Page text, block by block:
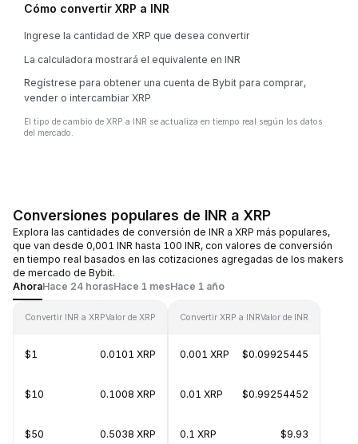
Cómo convertir XRP a INR
Ingrese la cantidad de XRP que desea convertir
La calculadora mostrará el equivalente en INR
Regístrese para obtener una cuenta de Bybit para comprar,
vender o intercambiar XRP
El tipo de cambio de XRP a INR se actualiza en tiempo real según los datos
del mercado.
Conversiones populares de INR a XRP
Explora las cantidades de conversión de INR a XRP más populares,
que van desde 0,001 INR hasta 100 INR, con valores de conversión
en tiempo real basados en las cotizaciones agregadas de los makers
de mercado de Bybit.
AhoraHace 24 horasHace 1 mesHace 1 año
Convertir INR a XRPValor de XRP
$1 0.0101 XRP
$10 0.1008 XRP
$50 0.5038 XRP
Convertir XRP a INRValor de INR
0.001 XRP $0.09925445
0.01 XRP $0.99254452
0.1 XRP $9.93